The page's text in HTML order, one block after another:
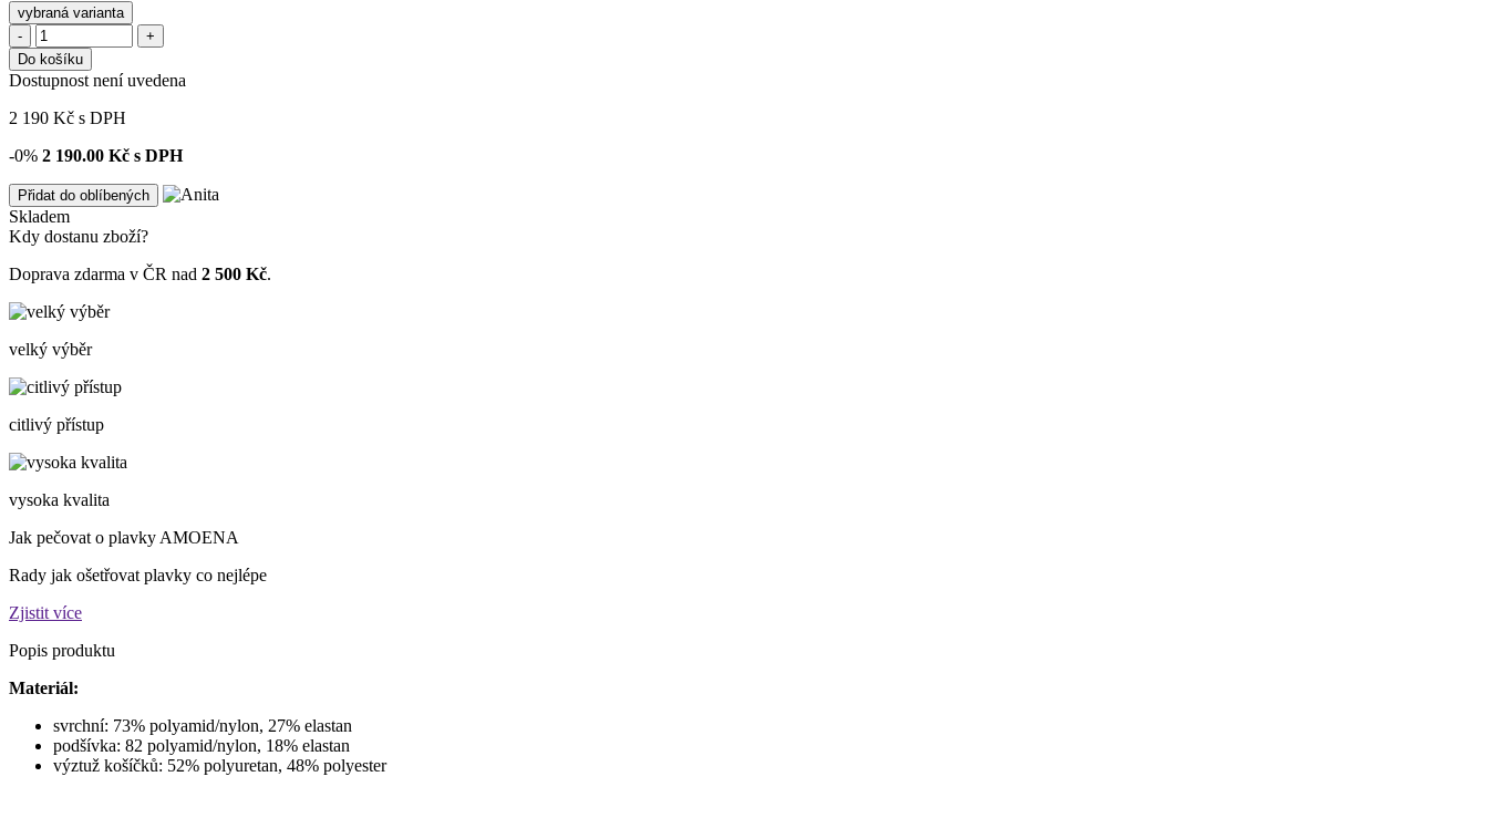
vybraná varianta
-
+
Do košíku
Dostupnost není uvedena
2 190 Kč s DPH
-0% 2 190.00 Kč s DPH
Přidat do oblíbených
Skladem
Kdy dostanu zboží?
Doprava zdarma v ČR nad 2 500 Kč.
velký výběr
citlivý přístup
vysoka kvalita
Jak pečovat o plavky AMOENA
Rady jak ošetřovat plavky co nejlépe
Zjistit více
Popis produktu
Materiál:
svrchní: 73% polyamid/nylon, 27% elastan
podšívka: 82 polyamid/nylon, 18% elastan
výztuž košíčků: 52% polyuretan, 48% polyester